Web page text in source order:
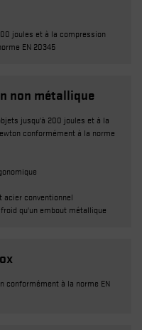
joules et à la compression
EN 20345
non métallique
jusqu'à 200 joules et à la
conformément à la norme
acier conventionnel
qu'un embout métallique
conformément à la norme EN